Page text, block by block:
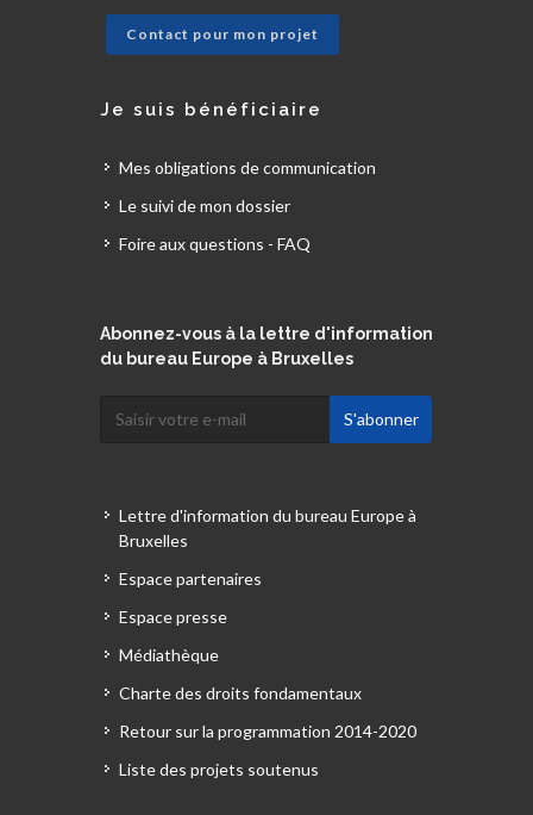
Contact pour mon projet
Je suis bénéficiaire
Mes obligations de communication
Le suivi de mon dossier
Foire aux questions - FAQ
Abonnez-vous à la lettre d'information
du bureau Europe à Bruxelles
Lettre d'information du bureau Europe à
Bruxelles
Espace partenaires
Espace presse
Médiathèque
Charte des droits fondamentaux
Retour sur la programmation 2014-2020
Liste des projets soutenus